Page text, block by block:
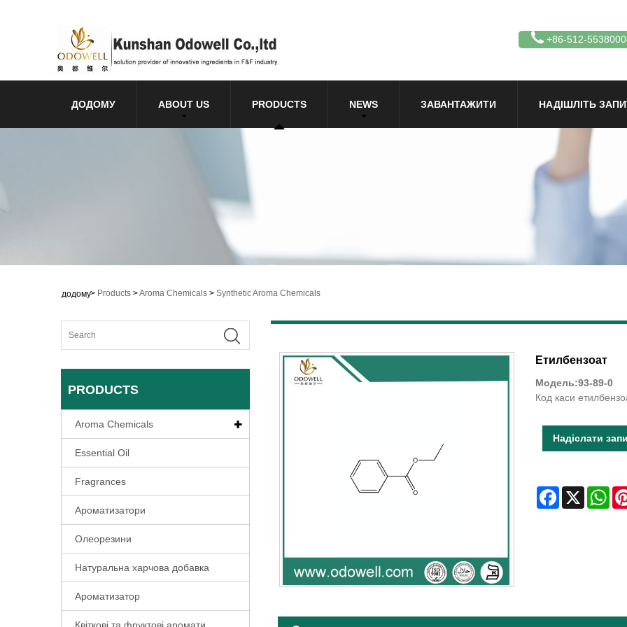
+86-512-
ДОДОМУ ABOUT US PRODUCTS NEWS ЗАВАНТАЖИТИ НАДІШЛІТЬ
додому> Products >Aroma Chemicals > Synthetic Aroma Chemicals
PRODUCTS
Aroma Chemicals
Essential Oil
Fragrances
Ароматизатори
Олеорезини
Натуральна харчова добавка
Ароматизатор
Етилбензоат
Модель:93-89-0
Код каси
Надіслати
Facebook
X